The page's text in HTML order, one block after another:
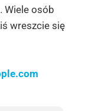
Wiele osób
wreszcie się